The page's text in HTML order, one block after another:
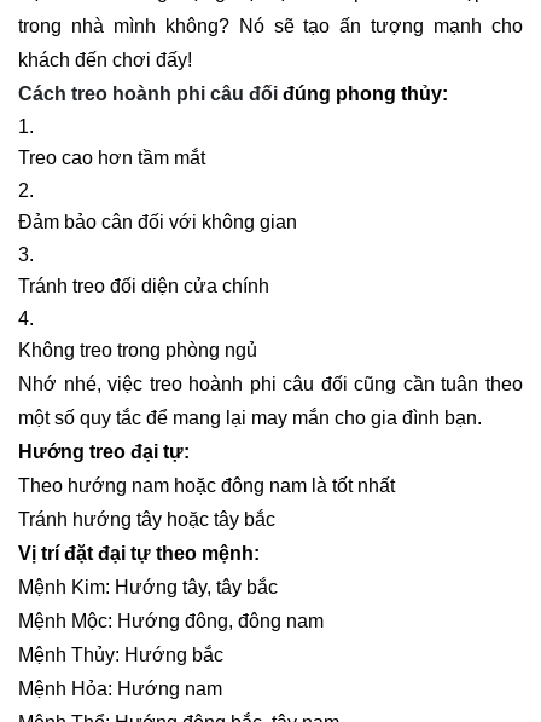
trong nhà mình không? Nó sẽ tạo ấn tượng mạnh cho
khách đến chơi đấy!
Cách treo hoành phi câu đối đúng phong thủy:
Treo cao hơn tầm mắt
Đảm bảo cân đối với không gian
Tránh treo đối diện cửa chính
Không treo trong phòng ngủ
Nhớ nhé, việc treo hoành phi câu đối cũng cần tuân theo
một số quy tắc để mang lại may mắn cho gia đình bạn.
Hướng treo đại tự:
Theo hướng nam hoặc đông nam là tốt nhất
Tránh hướng tây hoặc tây bắc
Vị trí đặt đại tự theo mệnh:
Mệnh Kim: Hướng tây, tây bắc
Mệnh Mộc: Hướng đông, đông nam
Mệnh Thủy: Hướng bắc
Mệnh Hỏa: Hướng nam